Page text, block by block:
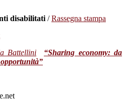
disabilitatisu
Banca
/Rassegna stampa
Battellini
“Sharing economy: da